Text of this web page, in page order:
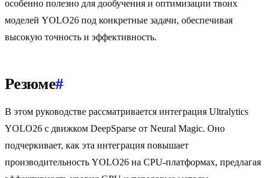
особенно полезно для дообучения и оптимизации твоих
моделей YOLO26 под конкретные задачи, обеспечивая
высокую точность и эффективность.
Резюме#
В этом руководстве рассматривается интеграция Ultralytics
YOLO26 с движком DeepSparse от Neural Magic. Оно
подчеркивает, как эта интеграция повышает
производительность YOLO26 на CPU-платформах, предлагая